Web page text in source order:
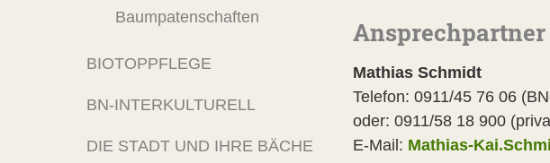
Ansprechpartner
Mathias Schmidt
Telefon: 0911/45 76 06
oder: 0911/58 18 900
E-Mail: Mathias-
Baumpatenschaften
BIOTOPPFLEGE
BN-INTERKULTURELL
DIE STADT UND IHRE BÄCHE